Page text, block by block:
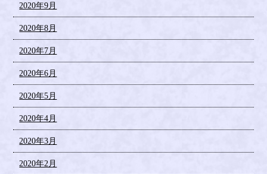
2020年9月
2020年8月
2020年7月
2020年6月
2020年5月
2020年4月
2020年3月
2020年2月